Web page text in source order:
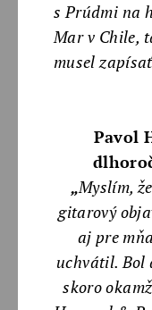
s Prúdmi na
Mar v Chile,
musel
Pavol
„Myslím,
gitarový
aj pre
uchvátil. Bol
skoro